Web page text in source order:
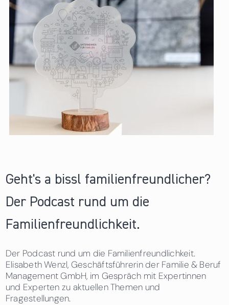
Geht's a bissl familienfreundlicher?
Der Podcast rund um die
Familienfreundlichkeit.
Der Podcast rund um die Familienfreundlichkeit.
Elisabeth Wenzl, Geschäftsführerin der Familie & Beruf
Management GmbH, im Gespräch mit Expertinnen
und Experten zu aktuellen Themen und
Fragestellungen.